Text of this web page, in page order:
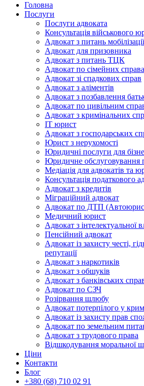
Головна
Послуги
Послуги адвоката
Консультація військового
Адвокат з питань мобілізації
Адвокат для призовника
Адвокат з питань ТЦК
Адвокат по сімейних
Адвокат зі спадкових справ
Адвокат з аліментів
Адвокат з позбавлення
Адвокат по цивільним
Адвокат з кримінальних
IT юрист
Адвокат з господарських
Юрист з нерухомості
Юридичні послуги для
Юридичне обслуговування
Медіація для адвокатів та
Консультація податкового
Адвокат з кредитів
Міграційний адвокат
Адвокат по ДТП
Медичний юрист
Адвокат з інтелектуальної
Пенсійний адвокат
Адвокат із захисту честі,
репутації
Адвокат з наркотиків
Адвокат з обшуків
Адвокат з банківських
Адвокат по СЗЧ
Розірвання шлюбу
Адвокат потерпілого у
Адвокат із захисту прав
Адвокат по земельним
Адвокат з трудового права
Відшкодування моральної
Ціни
Контакти
Блог
+380 (68) 710 02 91